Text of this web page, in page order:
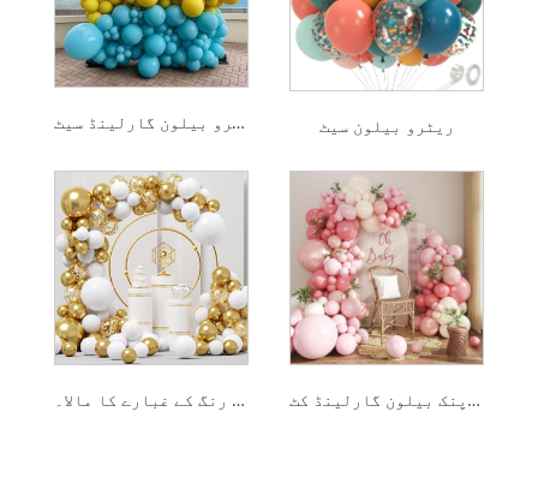
بوہو ریٹرو بیلون گارلینڈ سیٹ ریٹرو بیلون سیٹ
کروم رنگ کے غبارے کا مالا۔ ڈسٹی پنک بیلون گارلینڈ کٹ